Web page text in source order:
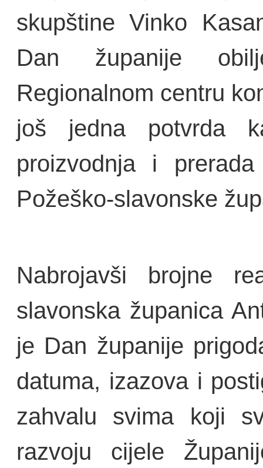
skupštine Vinko
Dan županije
Regionalnom centru
još jedna potvrda
proizvodnja i
Požeško-slavonske
Nabrojavši brojne
slavonska županica
je Dan županije
datuma, izazova i
zahvalu svima koji
razvoju cijele